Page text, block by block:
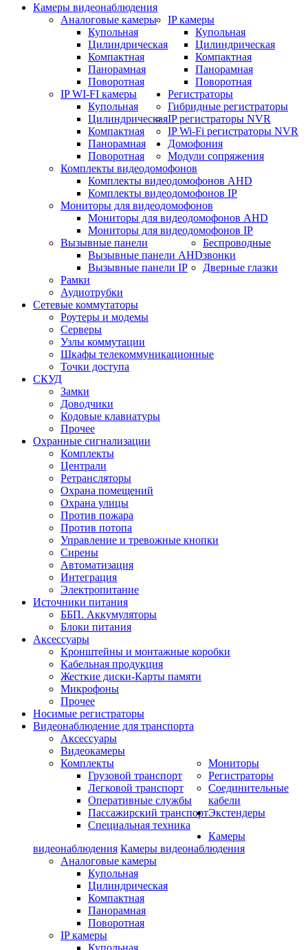
Камеры видеонаблюдения
Аналоговые камеры
Купольная
Цилиндрическая
Компактная
Панорамная
Поворотная
IP камеры
Купольная
Цилиндрическая
Компактная
Панорамная
Поворотная
IP WI-FI камеры
Купольная
Цилиндрическая
Компактная
Панорамная
Поворотная
Регистраторы
Гибридные регистраторы
IP регистраторы NVR
IP Wi-Fi регистраторы NVR
Домофония
Комплекты видеодомофонов
Комплекты видеодомофонов AHD
Комплекты видеодомофонов IP
Мониторы для видеодомофонов
Мониторы для видеодомофонов AHD
Мониторы для видеодомофонов IP
Вызывные панели
Вызывные панели AHD
Вызывные панели IP
Модули сопряжения
Беспроводные
звонки
Дверные глазки
Рамки
Аудиотрубки
Сетевые коммутаторы
Роутеры и модемы
Серверы
Узлы коммутации
Шкафы телекоммуникационные
Точки доступа
СКУД
Замки
Доводчики
Кодовые клавиатуры
Прочее
Охранные сигнализации
Комплекты
Централи
Ретрансляторы
Охрана помещений
Охрана улицы
Против пожара
Против потопа
Управление и тревожные кнопки
Сирены
Автоматизация
Интеграция
Электропитание
Источники питания
ББП. Аккумуляторы
Блоки питания
Аксессуары
Кронштейны и монтажные коробки
Кабельная продукция
Жесткие диски-Карты памяти
Микрофоны
Прочее
Носимые регистраторы
Видеонаблюдение для транспорта
Аксессуары
Видеокамеры
Комплекты
Грузовой транспорт
Легковой транспорт
Оперативные службы
Пассажирский транспорт
Специальная техника
Мониторы
Регистраторы
Соединительные
кабели
Экстендеры
Камеры
видеонаблюдения Камеры видеонаблюдения
Аналоговые камеры
Купольная
Цилиндрическая
Компактная
Панорамная
Поворотная
IP камеры
Купольная